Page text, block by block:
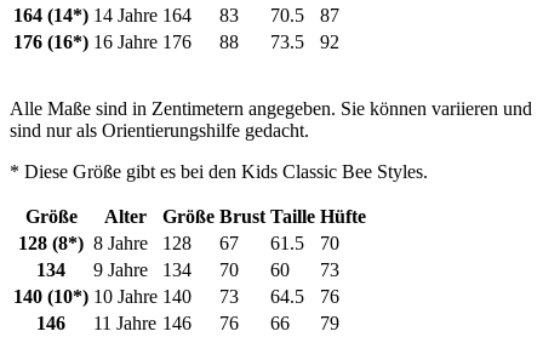
164 (14*) 14 Jahre 164 83 70.5
87
176 (16*) 16 Jahre 176 88 73.5 92
Alle Maße sind in Zentimetern angegeben. Sie können variieren und
sind nur als Orientierungshilfe gedacht.
* Diese Größe gibt es bei den Kids Classic Bee Styles.
Größe Alter Größe Brust Taille Hüfte
128 (8*) 8 Jahre 128 67 61.5
70
134
9 Jahre 134 70 60
73
140 (10*) 10 Jahre 140 73 64.5
76
146
11 Jahre 146 76 66
79